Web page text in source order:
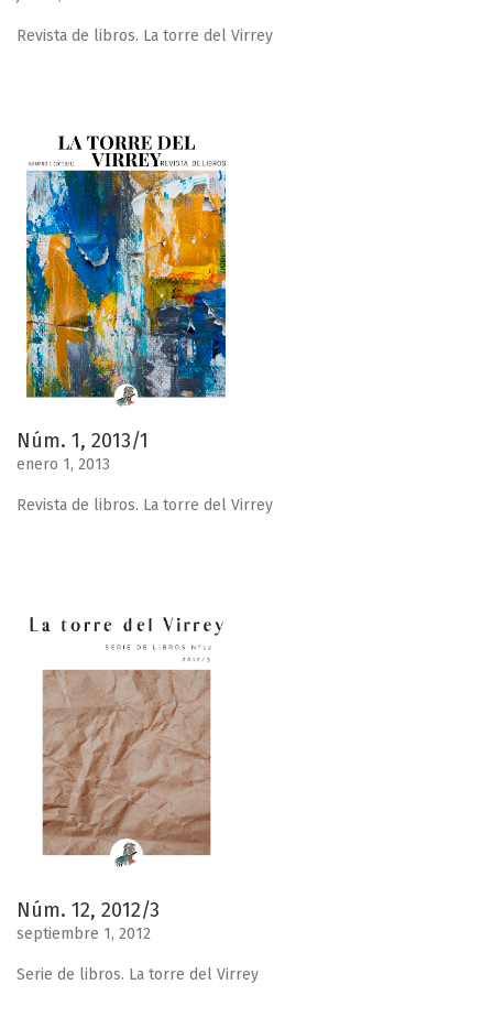
Revista de libros. La torre del Virrey
Núm. 1, 2013/1
enero 1, 2013
Revista de libros. La torre del Virrey
Núm. 12, 2012/3
septiembre 1, 2012
Serie de libros. La torre del Virrey